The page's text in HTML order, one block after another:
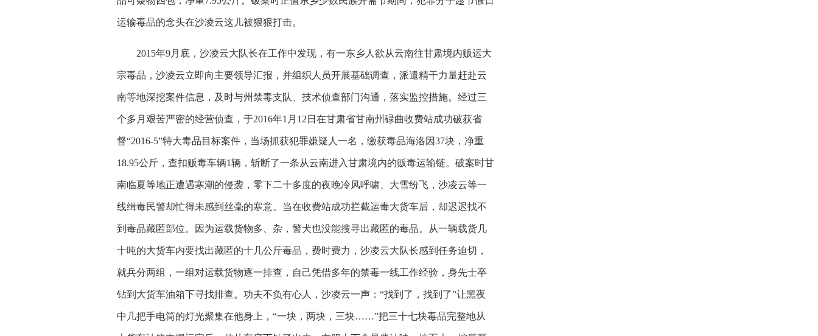
运输毒品的念头在沙凌云这儿被狠狠打击。
2015年9月底，沙凌云大队长在工作中发现，有一东乡人欲从云南往甘肃境内贩运大
宗毒品，沙凌云立即向主要领导汇报，并组织人员开展基础调查，派遣精干力量赶赴云
南等地深挖案件信息，及时与州禁毒支队、技术侦查部门沟通，落实监控措施。经过三
个多月艰苦严密的经营侦查，于2016年1月12日在甘肃省甘南州碌曲收费站成功破获省
督“2016-5”特大毒品目标案件，当场抓获犯罪嫌疑人一名，缴获毒品海洛因37块，净重
18.95公斤，查扣贩毒车辆1辆，斩断了一条从云南进入甘肃境内的贩毒运输链。破案时甘
南临夏等地正遭遇寒潮的侵袭，零下二十多度的夜晚冷风呼啸、大雪纷飞，沙凌云等一
线缉毒民警却忙得未感到丝毫的寒意。当在收费站成功拦截运毒大货车后，却迟迟找不
到毒品藏匿部位。因为运载货物多、杂，警犬也没能搜寻出藏匿的毒品。从一辆载货几
十吨的大货车内要找出藏匿的十几公斤毒品，费时费力，沙凌云大队长感到任务迫切，
就兵分两组，一组对运载货物逐一排查，自己凭借多年的禁毒一线工作经验，身先士卒
钻到大货车油箱下寻找排查。功夫不负有心人，沙凌云一声：“找到了，找到了”让黑夜
中几把手电筒的灯光聚集在他身上，“一块，两块，三块……”把三十七块毒品完整地从